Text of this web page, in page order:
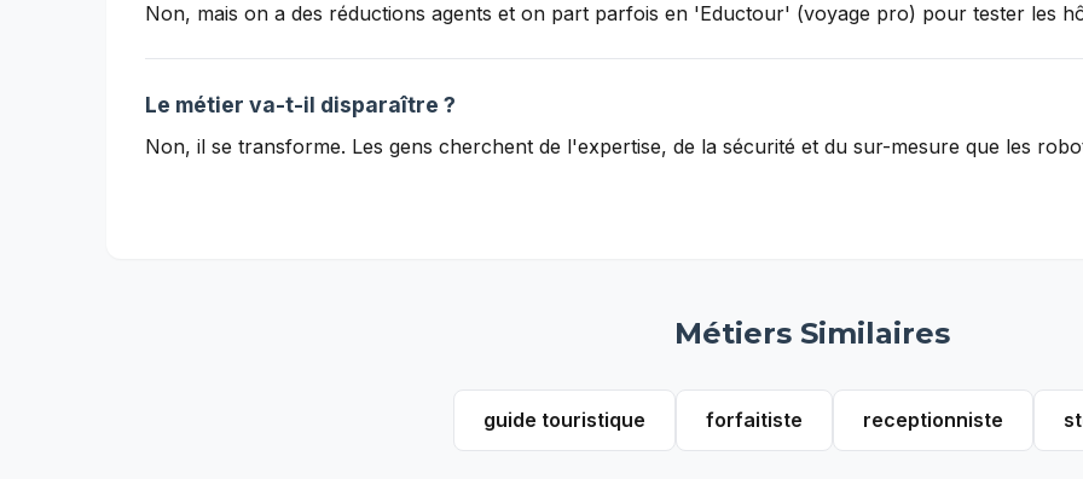
Non, mais on a des réductions agents et on part parfois en 'Eductour' (voyage pro) pour tester les
Le métier va-t-il disparaître ?
Non, il se transforme. Les gens cherchent de l'expertise, de la sécurité et du sur-mesure que les
Métiers Similaires
guide touristique forfaitiste receptionniste